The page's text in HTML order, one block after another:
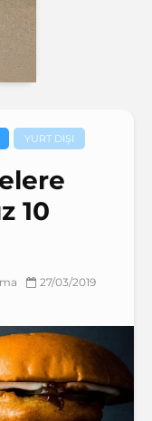
YURT DIŞI
10
27/03/2019